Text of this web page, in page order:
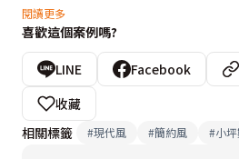
適感受及明亮表情，沙發背牆跳
色，營造空間的浪漫情調，並與
襯托，形成悠然自在的紓壓氛圍
子收納需求，在電視牆左側貼心
明鏡的材質運用不僅放大空間感
閱讀更多
喜歡這個案例嗎?
LINE Facebook
收藏
相關標籤
#現代風 #簡約風 #小